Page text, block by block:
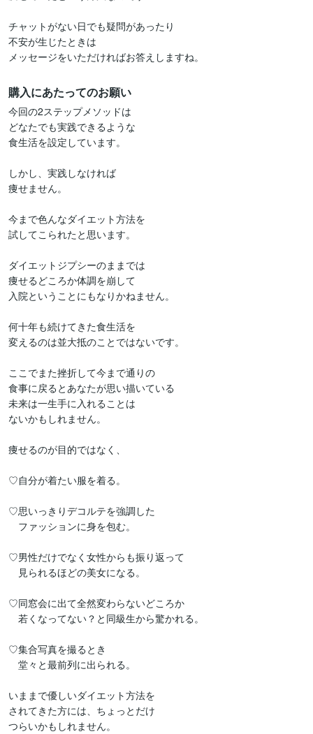
チャットがない日でも疑問があったり
不安が生じたときは
メッセージをいただければお答えしますね。
購入にあたってのお願い
今回の2ステップメソッドは
どなたでも実践できるような
食生活を設定しています。
しかし、実践しなければ
痩せません。
今まで色んなダイエット方法を
試してこられたと思います。
ダイエットジプシーのままでは
痩せるどころか体調を崩して
入院ということにもなりかねません。
何十年も続けてきた食生活を
変えるのは並大抵のことではないです。
ここでまた挫折して今まで通りの
食事に戻るとあなたが思い描いている
未来は一生手に入れることは
ないかもしれません。
痩せるのが目的ではなく、
♡自分が着たい服を着る。
♡思いっきりデコルテを強調した
ファッションに身を包む。
♡男性だけでなく女性からも振り返って
見られるほどの美女になる。
♡同窓会に出て全然変わらないどころか
若くなってない？と同級生から驚かれる。
♡集合写真を撮るとき
堂々と最前列に出られる。
いままで優しいダイエット方法を
されてきた方には、ちょっとだけ
つらいかもしれません。